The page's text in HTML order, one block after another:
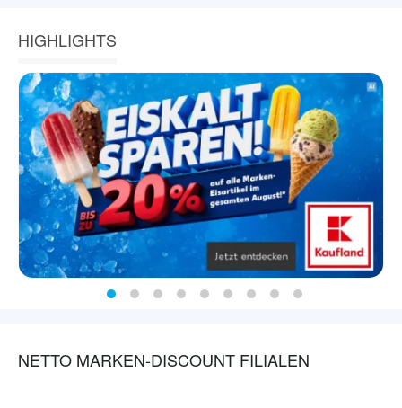
HIGHLIGHTS
NETTO MARKEN-DISCOUNT FILIALEN